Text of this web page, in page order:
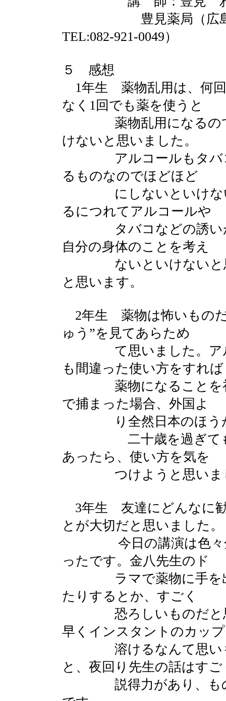
豊見薬局（広島市
TEL:082-921-0049）
５ 感想
1年生 薬物乱用は、何
なく1回でも薬を使うと
薬物乱用になるので
けないと思いました。
アルコールもタバコ
るものなのでほどほど
にしないといけない
るにつれてアルコールや
タバコなどの誘いが
自分の身体のことを考え
ないといけないと思
と思います。
2年生 薬物は怖いもの
ゅう”を見てあらため
て思いました。アル
も間違った使い方をすれば
薬物になることを初
で捕まった場合、外国よ
り全然日本のほうが
二十歳を過ぎてもタ
あったら、使い方を気を
つけようと思いま
3年生 友達にどんなに
とが大切だと思いました。
今日の講演は色々分
ったです。金八先生のド
ラマで薬物に手を出
たりするとか、すごく
恐ろしいものだと思
早くインスタントのカップ
溶けるなんて思いも
と、夜回り先生の話はすご
説得力があり、もの